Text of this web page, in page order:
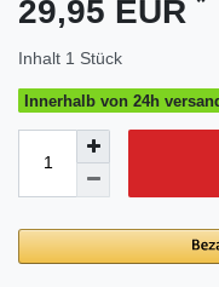
29,95 EUR
Inhalt 1 Stück
Innerhalb von 24h